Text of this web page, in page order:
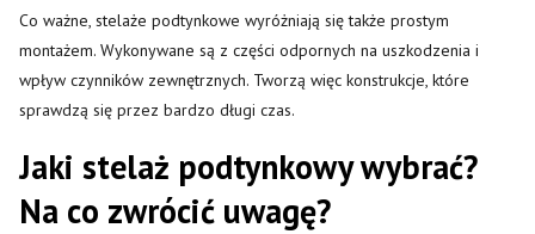
Co ważne, stelaże podtynkowe wyróżniają się także prostym
montażem. Wykonywane są z części odpornych na uszkodzenia i
wpływ czynników zewnętrznych. Tworzą więc konstrukcje, które
sprawdzą się przez bardzo długi czas.
Jaki stelaż podtynkowy wybrać?
Na co zwrócić uwagę?